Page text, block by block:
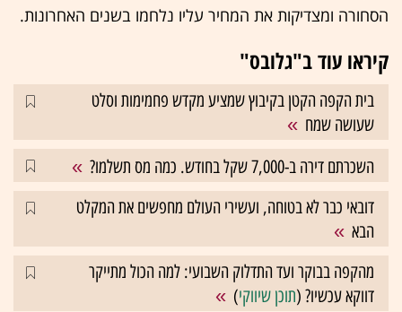
הסחורה ומצדיקות את המחיר עליו נלחמו בשנים האחרונות.
קיראו עוד ב"גלובס"
בית הקפה הקטן בקיבוץ שמציע מקדש פחמימות וסלט
שעושה שמח
השכרתם דירה ב-7,000 שקל בחודש. כמה מס תשלמו?
דובאי כבר לא בטוחה, ועשירי העולם מחפשים את המקלט
הבא
מהקפה בבוקר ועד התדלוק השבועי: למה הכול מתייקר
דווקא עכשיו? (תוכן שיווקי)